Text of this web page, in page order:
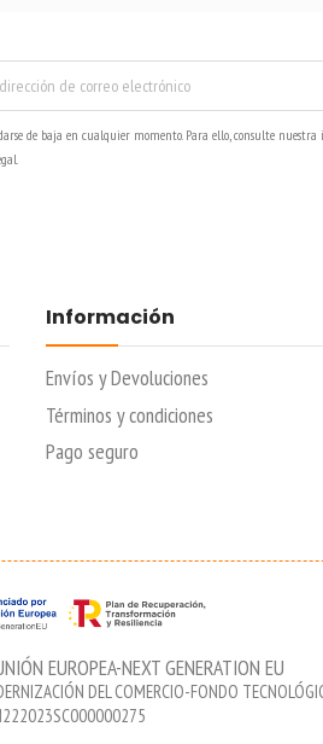
de baja en cualquier momento. Para ello, consulte
Información
Envíos y Devoluciones
Términos y condiciones
Pago seguro
EUROPEA-NEXT GENERATION EU
DEL COMERCIO-FONDO